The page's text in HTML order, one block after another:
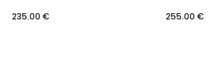
235.00 €
255.00 €